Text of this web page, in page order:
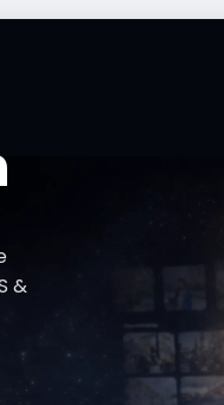
&